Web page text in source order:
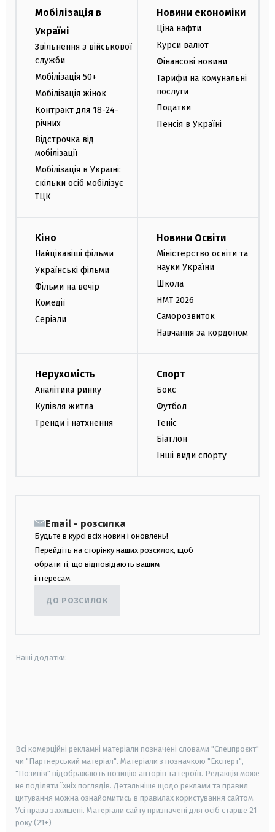
Мобілізація в
Україні
Звільнення з військової
служби
Мобілізація 50+
Мобілізація жінок
Контракт для 18-24-
річних
Відстрочка від
мобілізації
Мобілізація в Україні:
скільки осіб мобілізує
ТЦК
Новини економіки
Ціна нафти
Курси валют
Фінансові новини
Тарифи на комунальні
послуги
Податки
Пенсія в Україні
Кіно
Найцікавіші фільми
Українські фільми
Фільми на вечір
Комедії
Серіали
Новини Освіти
Міністерство освіти та
науки України
Школа
НМТ 2026
Саморозвиток
Навчання за кордоном
Нерухомість
Аналітика ринку
Купівля житла
Тренди і натхнення
Спорт
Бокс
Футбол
Теніс
Біатлон
Інші види спорту
Email - розсилка
Будьте в курсі всіх новин і оновлень!
Перейдіть на сторінку наших розсилок, щоб
обрати ті, що відповідають вашим
інтересам.
ДО РОЗСИЛОК
Наші додатки:
Всі комерційні рекламні матеріали позначені словами "Спецпроєкт"
чи "Партнерський матеріал". Матеріали з позначкою "Експерт",
"Позиція" відображають позицію авторів та героїв. Редакція може
не поділяти їхніх поглядів. Детальніше щодо реклами та правил
цитування можна ознайомитись в правилах користування сайтом.
Усі права захищені. Матеріали сайту призначені для осіб старше 21
року (21+)